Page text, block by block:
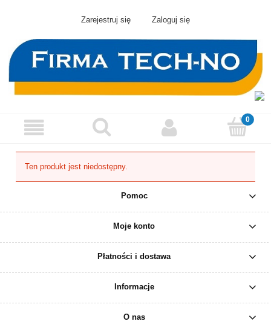
Zarejestruj się Zaloguj się
Ten produkt jest niedostępny.
Pomoc
Moje konto
Płatności i dostawa
Informacje
O nas